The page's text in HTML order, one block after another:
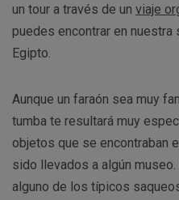
un tour a través de un viaje
puedes encontrar en
Egipto.
Aunque un faraón sea muy
tumba te resultará muy
objetos que se encontraban
sido llevados a algún
alguno de los típicos